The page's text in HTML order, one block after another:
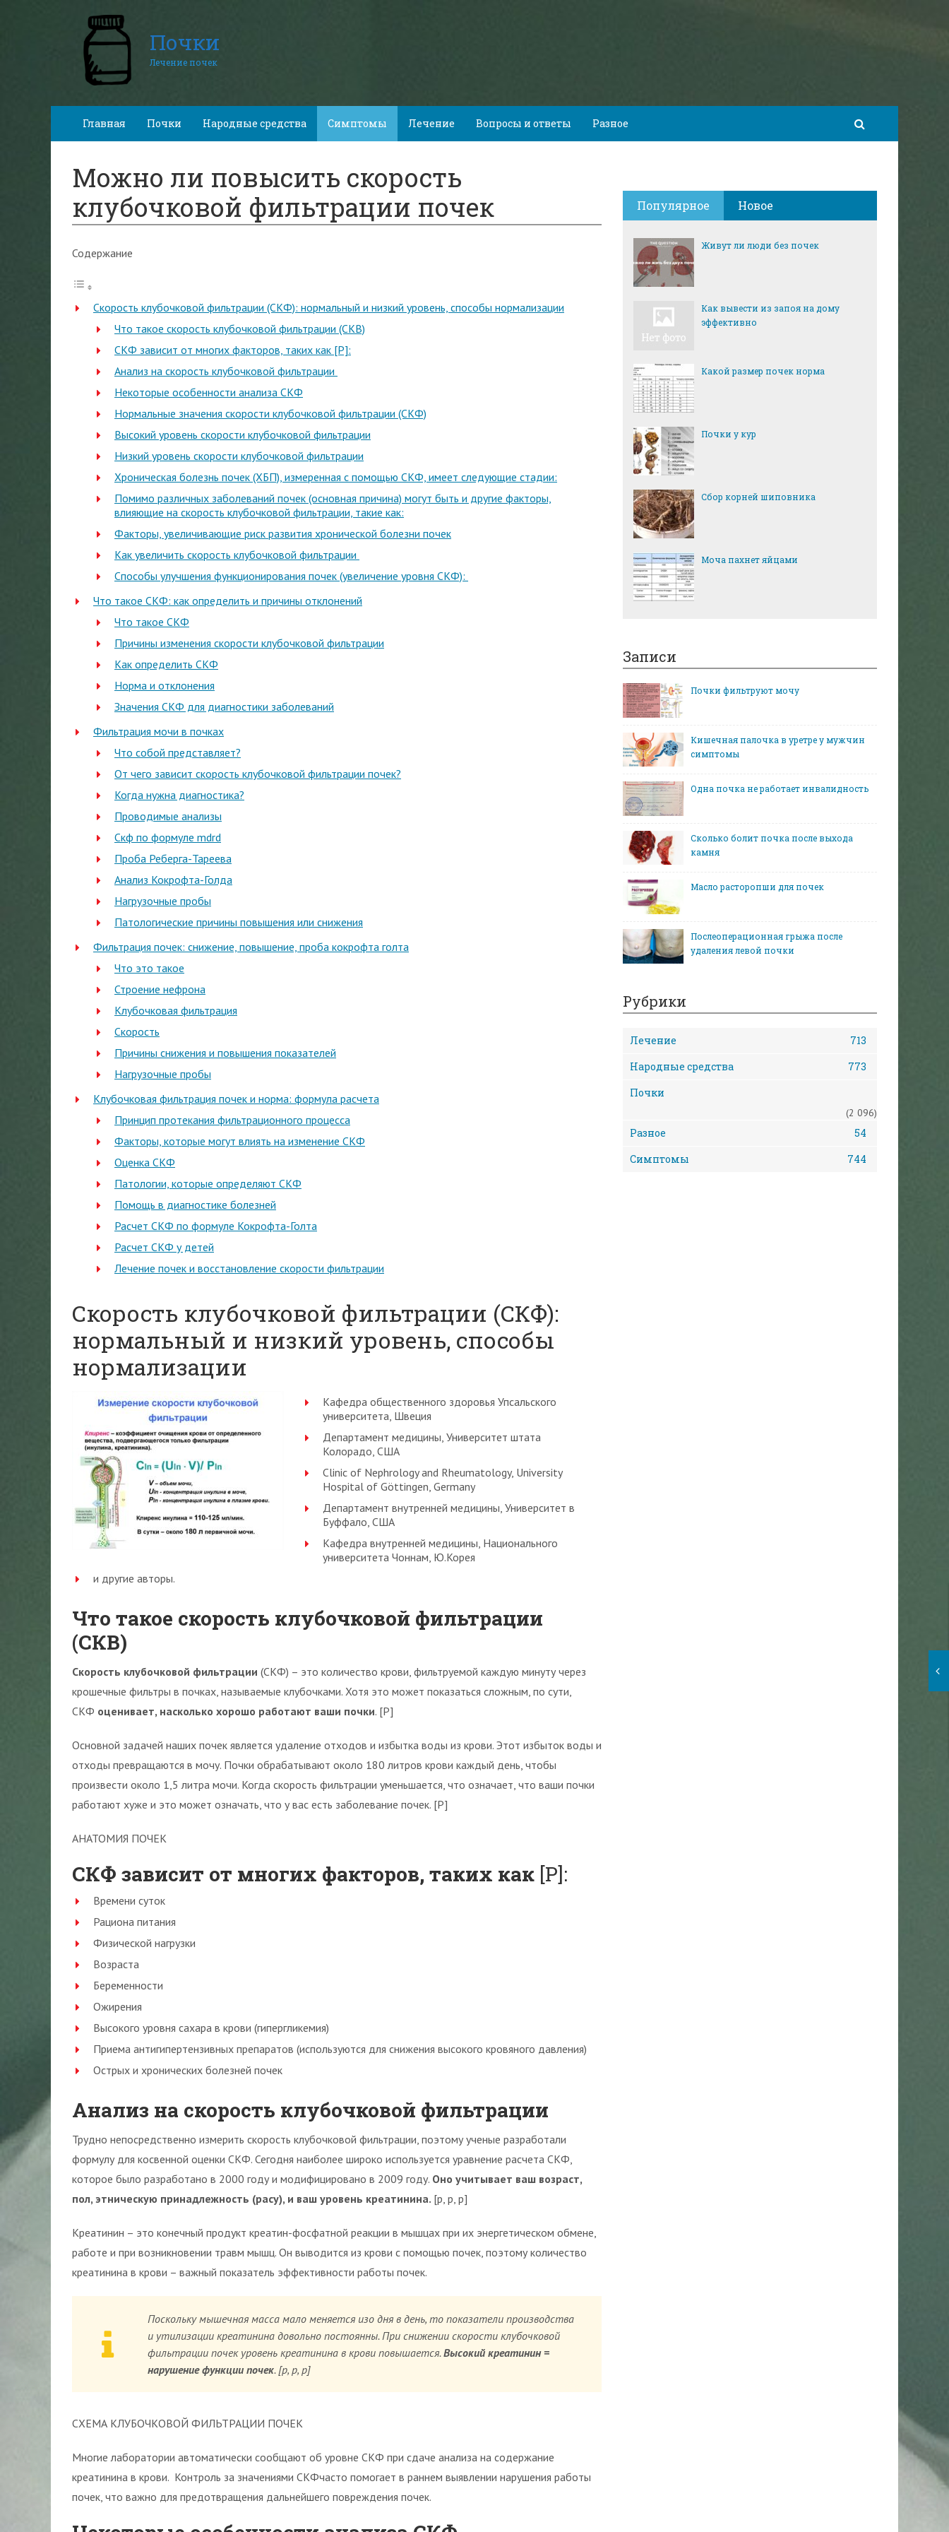
Почки
Лечение почек
Главная Почки Народные средства Симптомы Лечение Вопросы и ответы Разное
Можно ли повысить скорость
клубочковой фильтрации почек
Содержание
Скорость клубочковой фильтрации (СКФ): нормальный и низкий уровень, способы нормализации
Что такое скорость клубочковой фильтрации (СКВ)
СКФ зависит от многих факторов, таких как [Р]:
Анализ на скорость клубочковой фильтрации
Некоторые особенности анализа СКФ
Нормальные значения скорости клубочковой фильтрации (СКФ)
Высокий уровень скорости клубочковой фильтрации
Низкий уровень скорости клубочковой фильтрации
Хроническая болезнь почек (ХБП), измеренная с помощью СКФ, имеет следующие стадии:
Помимо различных заболеваний почек (основная причина) могут быть и другие факторы,
влияющие на скорость клубочковой фильтрации, такие как:
Факторы, увеличивающие риск развития хронической болезни почек
Как увеличить скорость клубочковой фильтрации
Способы улучшения функционирования почек (увеличение уровня СКФ):
Что такое СКФ: как определить и причины отклонений
Что такое СКФ
Причины изменения скорости клубочковой фильтрации
Как определить СКФ
Норма и отклонения
Значения СКФ для диагностики заболеваний
Фильтрация мочи в почках
Что собой представляет?
От чего зависит скорость клубочковой фильтрации почек?
Когда нужна диагностика?
Проводимые анализы
Скф по формуле mdrd
Проба Реберга-Тареева
Анализ Кокрофта-Голда
Нагрузочные пробы
Патологические причины повышения или снижения
Фильтрация почек: снижение, повышение, проба кокрофта голта
Что это такое
Строение нефрона
Клубочковая фильтрация
Скорость
Причины снижения и повышения показателей
Нагрузочные пробы
Клубочковая фильтрация почек и норма: формула расчета
Принцип протекания фильтрационного процесса
Факторы, которые могут влиять на изменение СКФ
Оценка СКФ
Патологии, которые определяют СКФ
Помощь в диагностике болезней
Расчет СКФ по формуле Кокрофта-Голта
Расчет СКФ у детей
Лечение почек и восстановление скорости фильтрации
Скорость клубочковой фильтрации (СКФ):
нормальный и низкий уровень, способы
нормализации
Кафедра общественного здоровья Упсальского
университета, Швеция
Департамент медицины, Университет штата
Колорадо, США
Clinic of Nephrology and Rheumatology, University
Hospital of Göttingen, Germany
Департамент внутренней медицины, Университет в
Буффало, США
Кафедра внутренней медицины, Национального
университета Чоннам, Ю.Корея
и другие авторы.
Что такое скорость клубочковой фильтрации
(СКВ)
Скорость клубочковой фильтрации (СКФ) – это количество крови, фильтруемой каждую минуту через
крошечные фильтры в почках, называемые клубочками. Хотя это может показаться сложным, по сути,
СКФ оценивает, насколько хорошо работают ваши почки. [Р]
Основной задачей наших почек является удаление отходов и избытка воды из крови. Этот избыток воды и
отходы превращаются в мочу. Почки обрабатывают около 180 литров крови каждый день, чтобы
произвести около 1,5 литра мочи. Когда скорость фильтрации уменьшается, что означает, что ваши почки
работают хуже и это может означать, что у вас есть заболевание почек. [Р]
АНАТОМИЯ ПОЧЕК
СКФ зависит от многих факторов, таких как [Р]:
Времени суток
Рациона питания
Физической нагрузки
Возраста
Беременности
Ожирения
Высокого уровня сахара в крови (гипергликемия)
Приема антигипертензивных препаратов (используются для снижения высокого кровяного давления)
Острых и хронических болезней почек
Анализ на скорость клубочковой фильтрации
Трудно непосредственно измерить скорость клубочковой фильтрации, поэтому ученые разработали
формулу для косвенной оценки СКФ. Сегодня наиболее широко используется уравнение расчета СКФ,
которое было разработано в 2000 году и модифицировано в 2009 году. Оно учитывает ваш возраст,
пол, этническую принадлежность (расу), и ваш уровень креатинина. [р, р, р]
Креатинин – это конечный продукт креатин-фосфатной реакции в мышцах при их энергетическом обмене,
работе и при возникновении травм мышц. Он выводится из крови с помощью почек, поэтому количество
креатинина в крови – важный показатель эффективности работы почек.
Поскольку мышечная масса мало меняется изо дня в день, то показатели производства
и утилизации креатинина довольно постоянны. При снижении скорости клубочковой
фильтрации почек уровень креатинина в крови повышается.Высокий креатинин =
нарушение функции почек. [р, р, р]
СХЕМА КЛУБОЧКОВОЙ ФИЛЬТРАЦИИ ПОЧЕК
Многие лаборатории автоматически сообщают об уровне СКФ при сдаче анализа на содержание
креатинина в крови. Контроль за значениями СКФчасто помогает в раннем выявлении нарушения работы
почек, что важно для предотвращения дальнейшего повреждения почек.
Популярное Новое
Живут ли люди без почек
Как вывести из запоя на дому
эффективно
Какой размер почек норма
Почки у кур
Сбор корней шиповника
Моча пахнет яйцами
Записи
Почки фильтруют мочу
Кишечная палочка в уретре у мужчин
симптомы
Одна почка не работает инвалидность
Сколько болит почка после выхода
камня
Масло расторопши для почек
Послеоперационная грыжа после
удаления левой почки
Рубрики
Лечение
713
Народные средства
773
Почки
(2 096)
Разное
54
Симптомы
744